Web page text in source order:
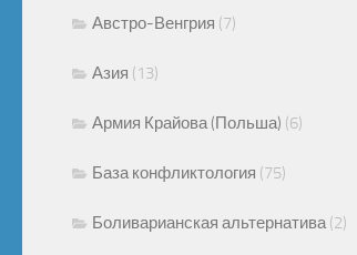
Австро-Венгрия (7)
Азия (13)
Армия Крайова (Польша) (6)
База конфликтология (75)
Боливарианская альтернатива (2)